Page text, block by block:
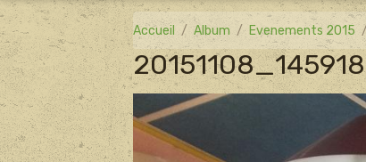
Accueil Album Evenements 2015
20151108_145918